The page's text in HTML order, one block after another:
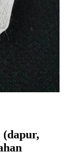
(dapur,